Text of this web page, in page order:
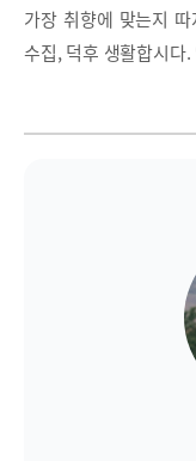
가장 취향에 맞는지
수집, 덕후 생활합시다